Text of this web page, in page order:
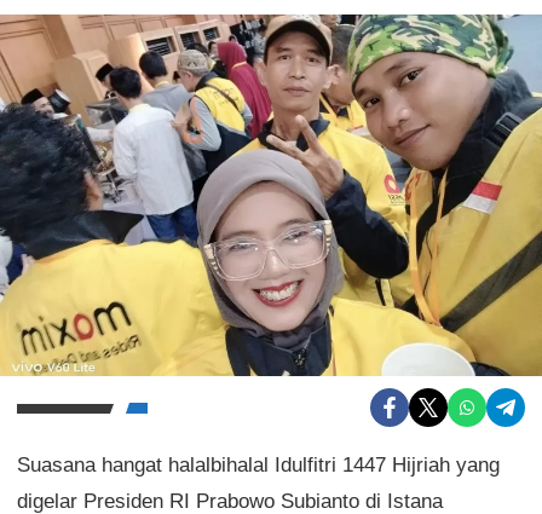
Suasana hangat halalbihalal Idulfitri 1447 Hijriah yang
digelar Presiden RI Prabowo Subianto di Istana